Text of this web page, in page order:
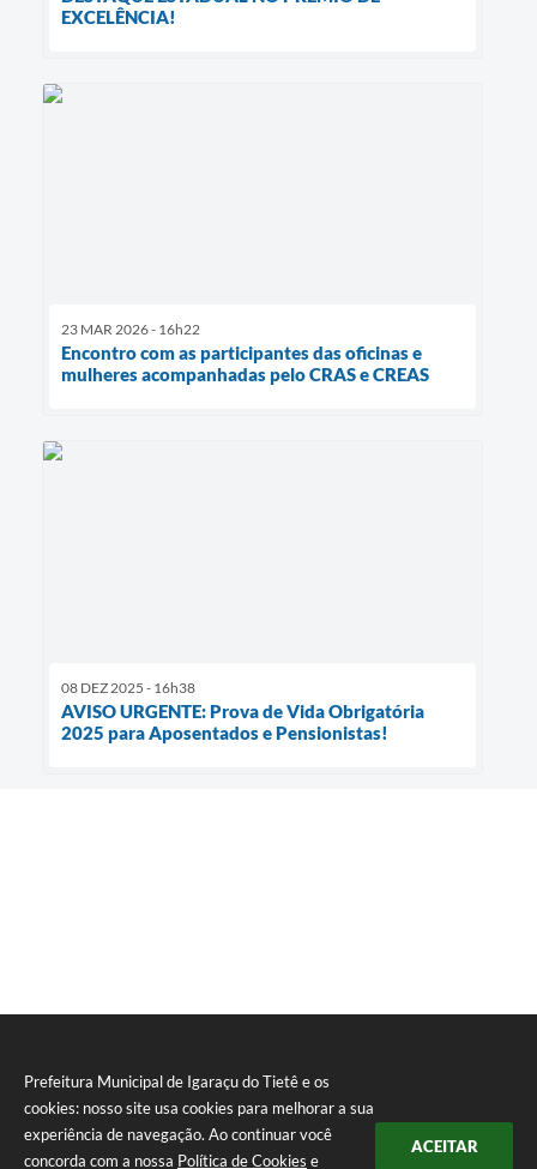
Prefeitura Municipal de Igaraçu do Tietê e os
cookies: nosso site usa cookies para melhorar a sua
experiência de navegação. Ao continuar você
concorda com a nossa Política de Cookies e
ACEITAR
EXCELÊNCIA!
23 MAR 2026 - 16h22
Encontro com as participantes das oficinas e
mulheres acompanhadas pelo CRAS e CREAS
08 DEZ 2025 - 16h38
AVISO URGENTE: Prova de Vida Obrigatória
2025 para Aposentados e Pensionistas!